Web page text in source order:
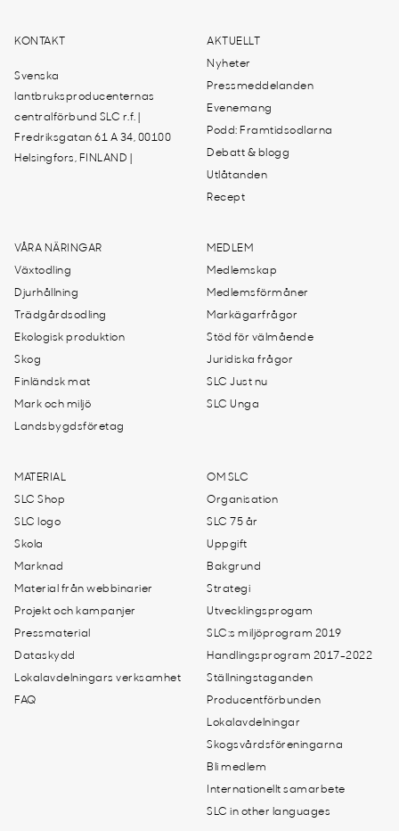
KONTAKT
Svenska
lantbruksproducenternas
centralförbund SLC r.f. |
Fredriksgatan 61 A 34, 00100
Helsingfors, FINLAND |
AKTUELLT
Nyheter
Pressmeddelanden
Evenemang
Podd: Framtidsodlarna
Debatt & blogg
Utlåtanden
Recept
VÅRA NÄRINGAR
Växtodling
Djurhållning
Trädgårdsodling
Ekologisk produktion
Skog
Finländsk mat
Mark och miljö
Landsbygdsföretag
MEDLEM
Medlemskap
Medlemsförmåner
Markägarfrågor
Stöd för välmående
Juridiska frågor
SLC Just nu
SLC Unga
MATERIAL
SLC Shop
SLC logo
Skola
Marknad
Material från webbinarier
Projekt och kampanjer
Pressmaterial
Dataskydd
Lokalavdelningars verksamhet
FAQ
OM SLC
Organisation
SLC 75 år
Uppgift
Bakgrund
Strategi
Utvecklingsprogam
SLC:s miljöprogram 2019
Handlingsprogram 2017-2022
Ställningstaganden
Producentförbunden
Lokalavdelningar
Skogsvårdsföreningarna
Bli medlem
Internationellt samarbete
SLC in other languages